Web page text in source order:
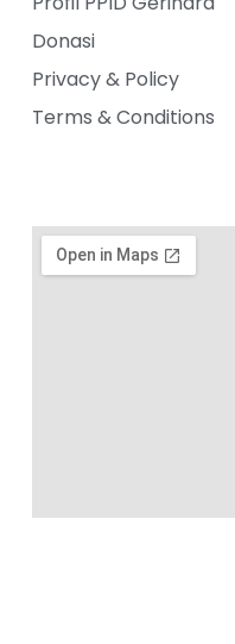
Donasi
Privacy & Policy
Terms & Conditions